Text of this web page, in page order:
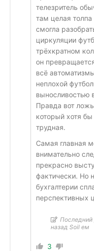
телезритель
там целая
смогла
циркуляции
трёхкратном
он
всё
неплохой
выносливостью
Правда вот
который хотя бы
трудная.
Самая главная
внимательно
прекрасно
фактически. Но
бухгалтерии
перспективных
Последний
назад Soil ем
3